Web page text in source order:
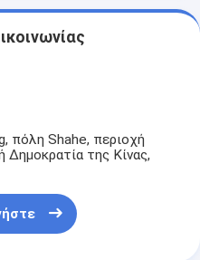
πόλη Shahe, περιοχή
Δημοκρατία της Κίνας,